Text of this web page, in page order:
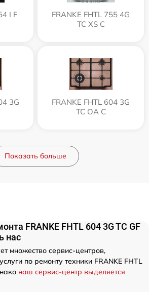
I F
FRANKE FHTL 755 4G
TC XS C
3G
FRANKE FHTL 604 3G
TC OA C
Показать больше
FRANKE FHTL 604 3G TC GF
нас
множество сервис-центров,
по ремонту техники FRANKE FHTL
наш сервис-центр выделяется